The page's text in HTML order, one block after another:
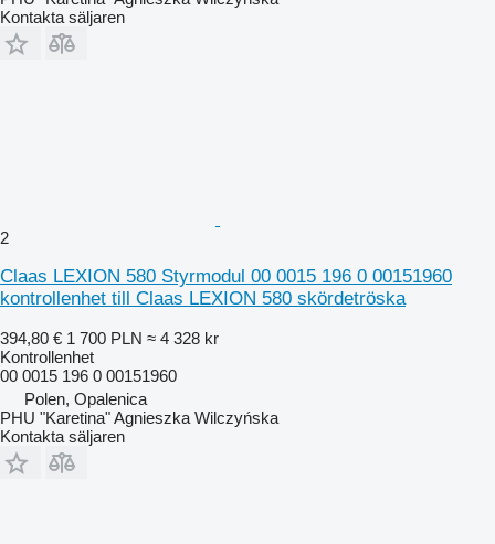
Kontakta säljaren
2
Claas LEXION 580 Styrmodul 00 0015 196 0 00151960
kontrollenhet till Claas LEXION 580 skördetröska
394,80 € 1 700 PLN ≈ 4 328 kr
Kontrollenhet
00 0015 196 0 00151960
Polen, Opalenica
PHU "Karetina" Agnieszka Wilczyńska
Kontakta säljaren